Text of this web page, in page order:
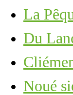
La
Du
Noué